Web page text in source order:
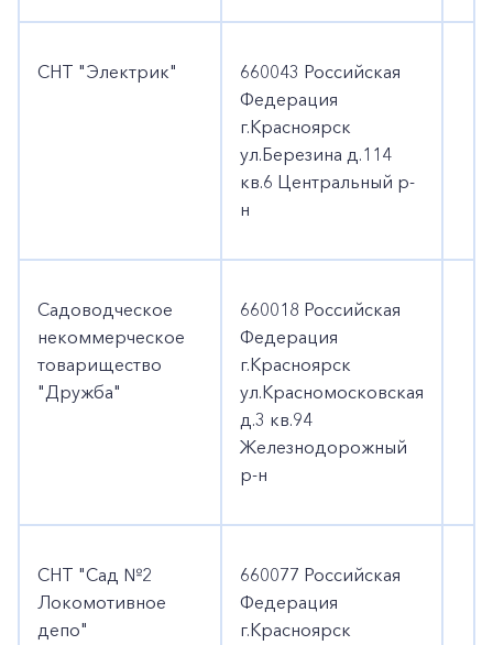
СНТ "Электрик"
660043 Российская
Федерация
г.Красноярск
ул.Березина д.114
кв.6 Центральный р-
н
Садоводческое
некоммерческое
товарищество
"Дружба"
660018 Российская
Федерация
г.Красноярск
ул.Красномосковская
д.3 кв.94
Железнодорожный
р-н
СНТ "Сад №2
Локомотивное
депо"
660077 Российская
Федерация
г.Красноярск